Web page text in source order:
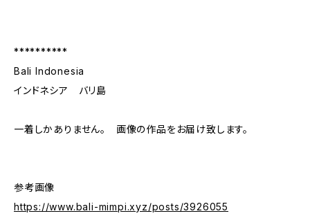
**********
Bali Indonesia
インドネシア バリ島
一着しかありません。 画像の作品をお届け致します。
参考画像
https://www.bali-mimpi.xyz/posts/3926055